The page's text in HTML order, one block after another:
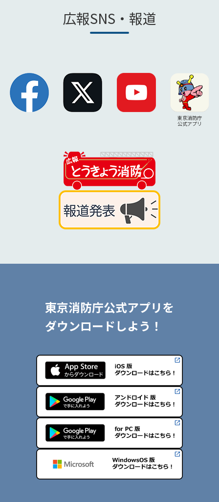
広報SNS・報道
東京消防庁
公式アプリ
東京消防庁公式アプリを
ダウンロードしよう！